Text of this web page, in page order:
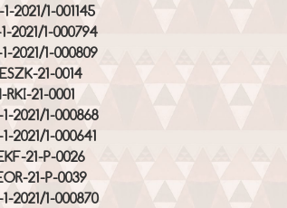
2021/1-001145
2021/1-000794
2021/1-000809
21-0014
RKI-21-0001
2021/1-000868
2021/1-000641
21-P-0026
21-P-0039
2021/1-000870